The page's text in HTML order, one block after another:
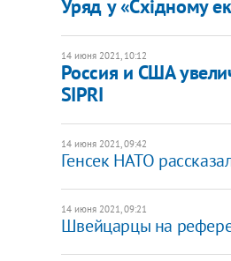
Уряд у «Східному
14 июня 2021, 10:12
Россия и США
SIPRI
14 июня 2021, 09:42
Генсек НАТО
14 июня 2021, 09:21
Швейцарцы на